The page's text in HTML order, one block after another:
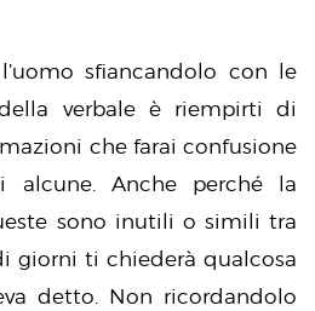
sfiancandolo con le
verbale è riempirti di
che farai confusione
alcune. Anche perché la
sono inutili o simili tra
giorni ti chiederà qualcosa
detto. Non ricordandolo